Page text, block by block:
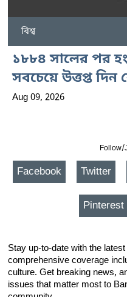
বিশ্ব
১৮৮৪ সালের পর
সবচেয়ে উত্তপ্ত দিন
Aug 09, 2026
Follow/
Facebook Twitter
Pinterest
Stay up-to-date with the
comprehensive coverage
culture. Get breaking news,
issues that matter most to